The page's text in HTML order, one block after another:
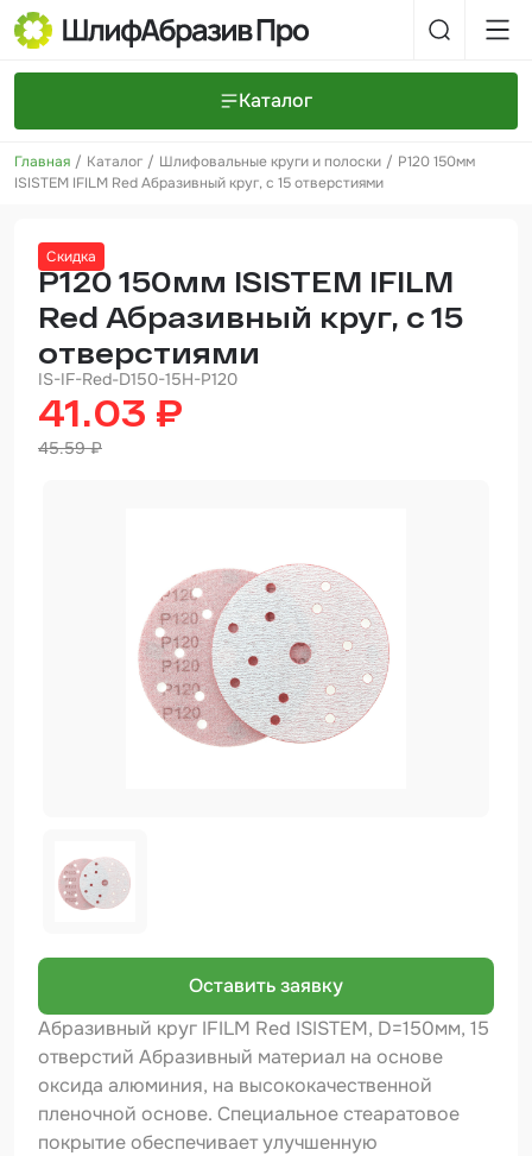
Каталог
О компании
Доставка и оплата
Шлифовальные круги и полоски
Полировальные круги и пасты
Нетканые абразивные материалы
Инструменты
Краскопульты и Аэрографы
Добавки
Шлифовальные ленты
Армирующие материалы
Протирочные материалы
Шпатлевка
Маскировочные материалы
Главная Каталог Шлифовальные круги и полоски
P120 150мм
ISISTEM IFILM Red Абразивный круг, с 15 отверстиями
Скидка
P120 150мм ISISTEM IFILM
Red Абразивный круг, с 15
отверстиями
IS-IF-Red-D150-15H-P120
41.03 ₽
45.59 ₽
Оставить заявку
Абразивный круг IFILM Red ISISTEM, D=150мм, 15
отверстий Абразивный материал на основе
оксида алюминия, на высококачественной
пленочной основе. Специальное стеаратовое
покрытие обеспечивает улучшенную